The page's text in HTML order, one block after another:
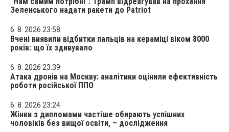
Зеленського надати ракети до Patriot
6. 8. 2026 23:58
Вчені виявили відбитки пальців на кераміці віком 8000
років: що їх здивувало
6. 8. 2026 23:39
Атака дронів на Москву: аналітики оцінили ефективність
роботи російської ППО
6. 8. 2026 23:24
Жінки з дипломами частіше обирають успішних
чоловіків без вищої освіти, – дослідження